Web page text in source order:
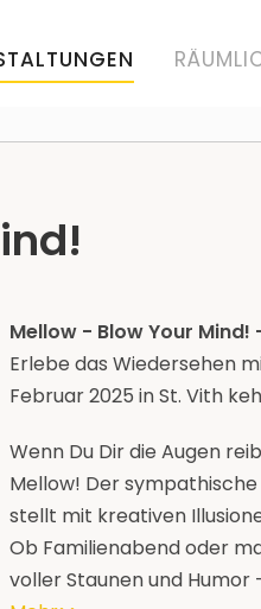
Mellow - Blow Your Mind!
Erlebe das Wiedersehen
Februar 2025 in St. Vith
Wenn Du Dir die Augen
Mellow! Der
stellt mit kreativen
Ob Familienabend oder
voller Staunen und